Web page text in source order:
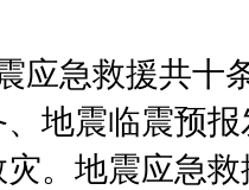
应急救援共十
地震临震预
。地震应急